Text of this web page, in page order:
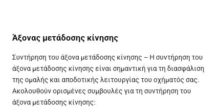
Άξονας μετάδοσης κίνησης
Συντήρηση του άξονα μετάδοσης κίνησης – Η συντήρηση του
άξονα μετάδοσης κίνησης είναι σημαντική για τη διασφάλιση
της ομαλής και αποδοτικής λειτουργίας του οχήματός σας.
Ακολουθούν ορισμένες συμβουλές για τη συντήρηση του
άξονα μετάδοσης κίνησης: